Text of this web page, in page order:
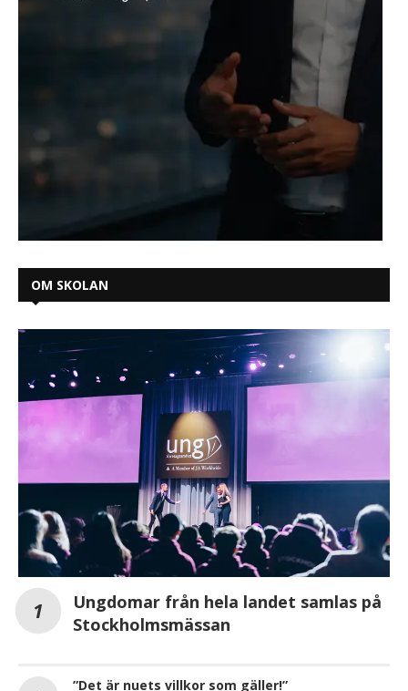
OM SKOLAN
Ungdomar från hela landet samlas på
Stockholmsmässan
”Det är nuets villkor som gäller!”